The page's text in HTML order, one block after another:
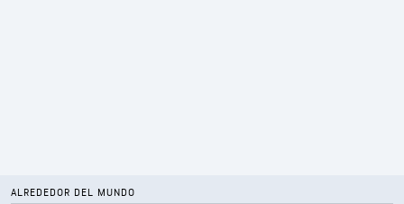
ALREDEDOR DEL MUNDO